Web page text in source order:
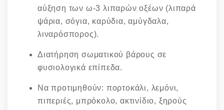
αύξηση των ω-3 λιπαρών οξέων (λιπαρά
ψάρια, σόγια, καρύδια, αμύγδαλα,
λιναρόσπορος).
Διατήρηση σωματικού βάρους σε
φυσιολογικά επίπεδα.
Να προτιμηθούν: πορτοκάλι, λεμόνι,
πιπεριές, μπρόκολο, ακτινίδιο, ξηρούς